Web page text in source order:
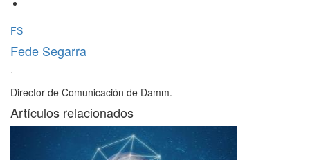
FS
Fede Segarra
·
Director de Comunicación de Damm.
Artículos relacionados